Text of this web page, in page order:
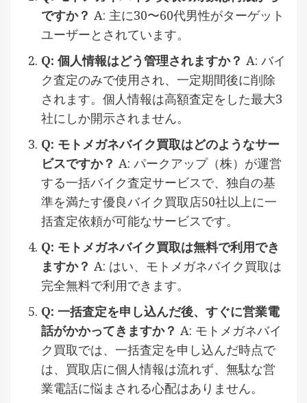
ですか？ A: 主に30〜60代男性がターゲット
ユーザーとされています。
Q: 個人情報はどう管理されますか？ A: バイ
ク査定のみで使用され、一定期間後に削除
されます。個人情報は高額査定をした最大3
社にしか開示されません。
Q: モトメガネバイク買取はどのようなサー
ビスですか？ A: パークアップ（株）が運営
する一括バイク査定サービスで、独自の基
準を満たす優良バイク買取店50社以上に一
括査定依頼が可能なサービスです。
Q: モトメガネバイク買取は無料で利用でき
ますか？ A: はい、モトメガネバイク買取は
完全無料で利用できます。
Q: 一括査定を申し込んだ後、すぐに営業電
話がかかってきますか？ A: モトメガネバイ
ク買取では、一括査定を申し込んだ時点で
は、買取店に個人情報は流れず、無駄な営
業電話に悩まされる心配はありません。